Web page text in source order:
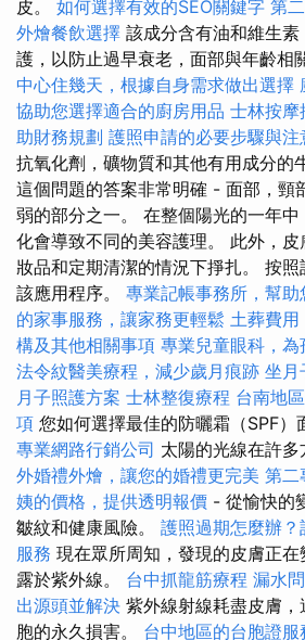
皮。 如何選擇有效的SEO關鍵字 第
外燴餐飲選擇 該成分含有油和維生
護，以防止過早衰老，面部與年齡相
中心住幾天，根據自身需求做出選擇
協助您選擇適合的廚房用品 士林按摩
助財務規劃 護照申請的必要步驟與注
抗氧化劑，礦物質和其他有用成分的
這個問題的答案非常明確 - 面部，頸
弱的部分之一。 在整個陽光的一年
化會導致不同的美容護理。 此外，
妝品和定期清潔的情況下掙扎。 按
該應用程序。 專業記帳事務所，幫
的家事服務，讓家務更輕鬆 土葬費用
構及其他相關事項 專業兒童眼科，
法令紋醫美療程，減少歲月痕跡 坐月
月子照護方案 士林整復療程 台南地
項 您如何選擇最佳的防曬霜（SPF）
專業網路行銷公司 太陽的光線在許
外婚禮外燴，讓您的婚禮更完美 第二
姨的價格，提供透明報價 - 從愉快的
皺紋和健康風險。 護照過期怎麼辦？
服務 現在眾所周知，發現的皮膚正
露於紫外線。 台中抓龍筋療程 漏水
出源頭並解決 紫外線射線耗盡皮膚
胞的永久損害。 台中地區的台胞證服